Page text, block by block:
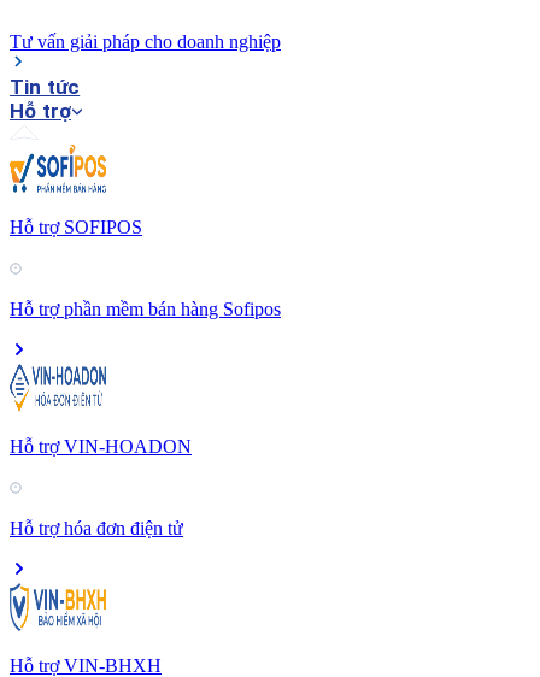
Tư vấn giải pháp cho doanh nghiệp
Tin tức
Hỗ trợ
Hỗ trợ SOFIPOS
Hỗ trợ phần mềm bán hàng Sofipos
Hỗ trợ VIN-HOADON
Hỗ trợ hóa đơn điện tử
Hỗ trợ VIN-BHXH